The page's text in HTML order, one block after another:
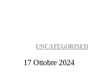
UNCATEGORISED
17 Ottobre 2024